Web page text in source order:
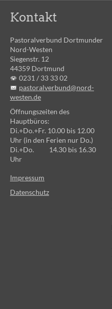
Kontakt
Pastoralverbund Dortmunder
Nord-Westen
Siegenstr. 12
44359 Dortmund
0231 / 33 33 02
pastoralverbund@nord-
westen.de
Öffnungszeiten des
Hauptbüros:
Di.+Do.+Fr. 10.00 bis 12.00
Uhr (in den Ferien nur Do.)
Di.+Do. 14.30 bis 16.30
Uhr
Impressum
Datenschutz